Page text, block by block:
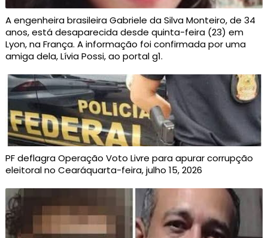
A engenheira brasileira Gabriele da Silva Monteiro, de 34
anos, está desaparecida desde quinta-feira (23) em
Lyon, na França. A informação foi confirmada por uma
amiga dela, Lívia Possi, ao portal g1.
PF deflagra Operação Voto Livre para apurar corrupção
eleitoral no Cearáquarta-feira, julho 15, 2026